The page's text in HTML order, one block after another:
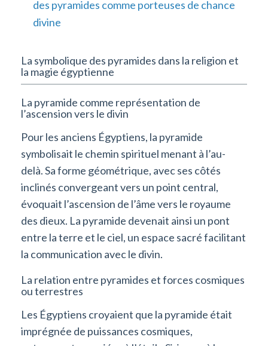
des pyramides comme porteuses de chance
divine
La symbolique des pyramides dans la religion et
la magie égyptienne
La pyramide comme représentation de
l’ascension vers le divin
Pour les anciens Égyptiens, la pyramide
symbolisait le chemin spirituel menant à l’au-
delà. Sa forme géométrique, avec ses côtés
inclinés convergeant vers un point central,
évoquait l’ascension de l’âme vers le royaume
des dieux. La pyramide devenait ainsi un pont
entre la terre et le ciel, un espace sacré facilitant
la communication avec le divin.
La relation entre pyramides et forces cosmiques
ou terrestres
Les Égyptiens croyaient que la pyramide était
imprégnée de puissances cosmiques,